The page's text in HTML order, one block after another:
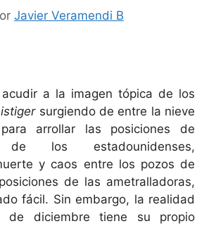
Javier Veramendi B
a la imagen tópica de los
surgiendo de entre la nieve
arrollar las posiciones de
de los estadounidenses,
y caos entre los pozos de
de las ametralladoras,
fácil. Sin embargo, la realidad
de diciembre tiene su propio